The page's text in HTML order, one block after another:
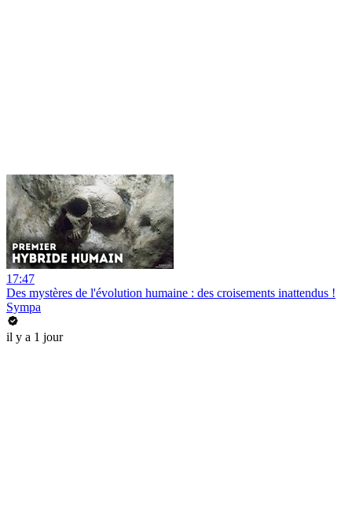
17:47
Des mystères de l'évolution humaine : des croisements inattendus !
Sympa
il y a 1 jour